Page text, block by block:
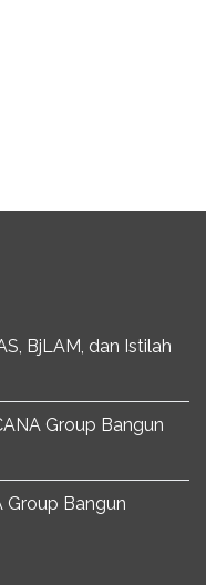
BjLAM, dan Istilah
Group Bangun
Group Bangun